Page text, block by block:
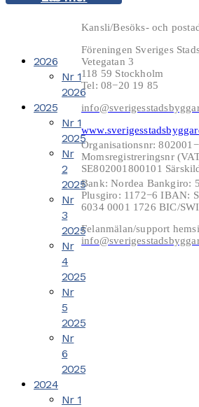
2026
Nr 1
2026
2025
Nr 1
2025
Nr
2
2025
Nr
3
2025
Nr
4
2025
Nr
5
2025
Nr
6
2025
2024
Nr 1
Kansli/Besöks- och
Föreningen Sveriges
Vetegatan 3
118 59 Stockholm
Tel: 08−20 19 85
Organisationsnr:
Momsregistreringsnr
SE802001800101
Bank: Nordea Bankgiro:
Plusgiro: 1172−6 IBAN:
6034 0001 1726 BIC/
Felanmälan/support